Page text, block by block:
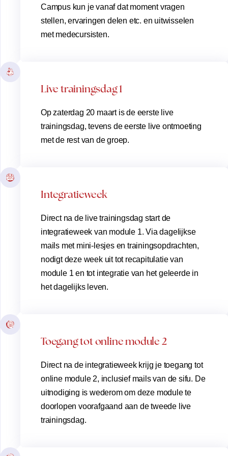
Campus kun je vanaf dat moment vragen
stellen, ervaringen delen etc. en uitwisselen
met medecursisten.
Live trainingsdag 1
Op zaterdag 20 maart is de eerste live
trainingsdag, tevens de eerste live ontmoeting
met de rest van de groep.
Integratieweek
Direct na de live trainingsdag start de
integratieweek van module 1. Via dagelijkse
mails met mini-lesjes en trainingsopdrachten,
nodigt deze week uit tot recapitulatie van
module 1 en tot integratie van het geleerde in
het dagelijks leven.
Toegang tot online module 2
Direct na de integratieweek krijg je toegang tot
online module 2, inclusief mails van de sifu. De
uitnodiging is wederom om deze module te
doorlopen voorafgaand aan de tweede live
trainingsdag.